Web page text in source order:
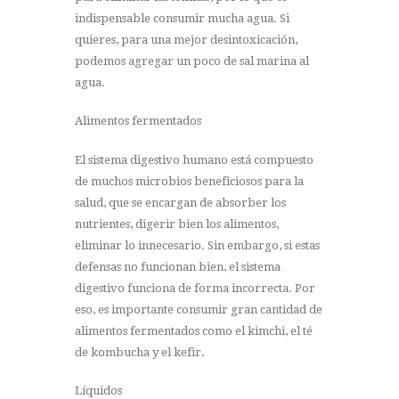
indispensable consumir mucha agua. Si
quieres, para una mejor desintoxicación,
podemos agregar un poco de sal marina al
agua.
Alimentos fermentados
El sistema digestivo humano está compuesto
de muchos microbios beneficiosos para la
salud, que se encargan de absorber los
nutrientes, digerir bien los alimentos,
eliminar lo innecesario. Sin embargo, si estas
defensas no funcionan bien, el sistema
digestivo funciona de forma incorrecta. Por
eso, es importante consumir gran cantidad de
alimentos fermentados como el kimchi, el té
de kombucha y el kefir.
Líquidos